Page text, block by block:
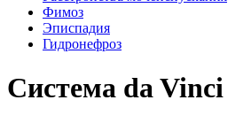
Фимоз
Эписпадия
Гидронефроз
Система da Vinci